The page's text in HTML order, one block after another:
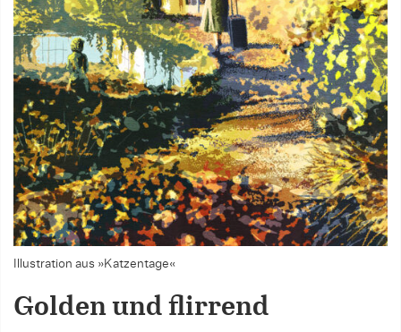
Illustration aus »Katzentage«
Golden und flirrend